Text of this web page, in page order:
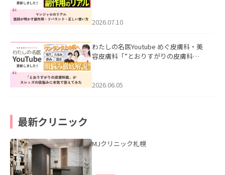
た。
2026.07.10
わたしの名医Youtube めぐ皮膚科・美
容皮膚科「”とおりすがりの皮膚科
2026.06.05
最新クリニック
MJクリニック札幌